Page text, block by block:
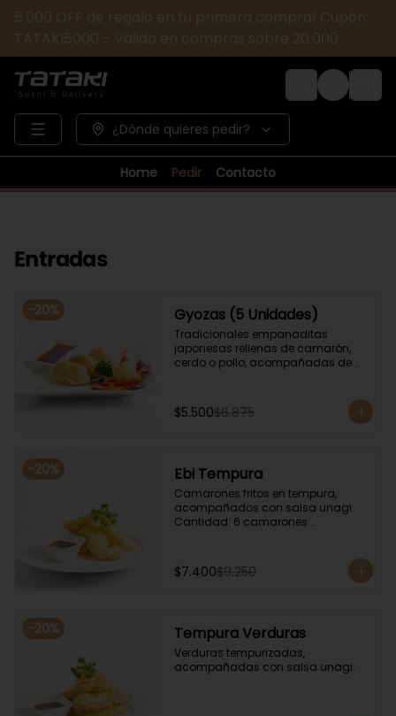
5.000 OFF de regalo en tu primera compra! Cupón:
TATAKI5000 - Válido en compras sobre 20.000
Login
¿Dónde quieres pedir?
Home Pedir Contacto
Entradas
-20% Gyozas (5 Unidades)
Tradicionales empanaditas
japonesas rellenas de camarón,
cerdo o pollo, acompañadas de
$5.500$6.875
-20% Ebi Tempura
Camarones fritos en tempura,
acompañados con salsa unagi.
Cantidad: 6 camarones
$7.400$9.250
-20% Tempura Verduras
Verduras tempurizadas,
acompañadas con salsa unagi.